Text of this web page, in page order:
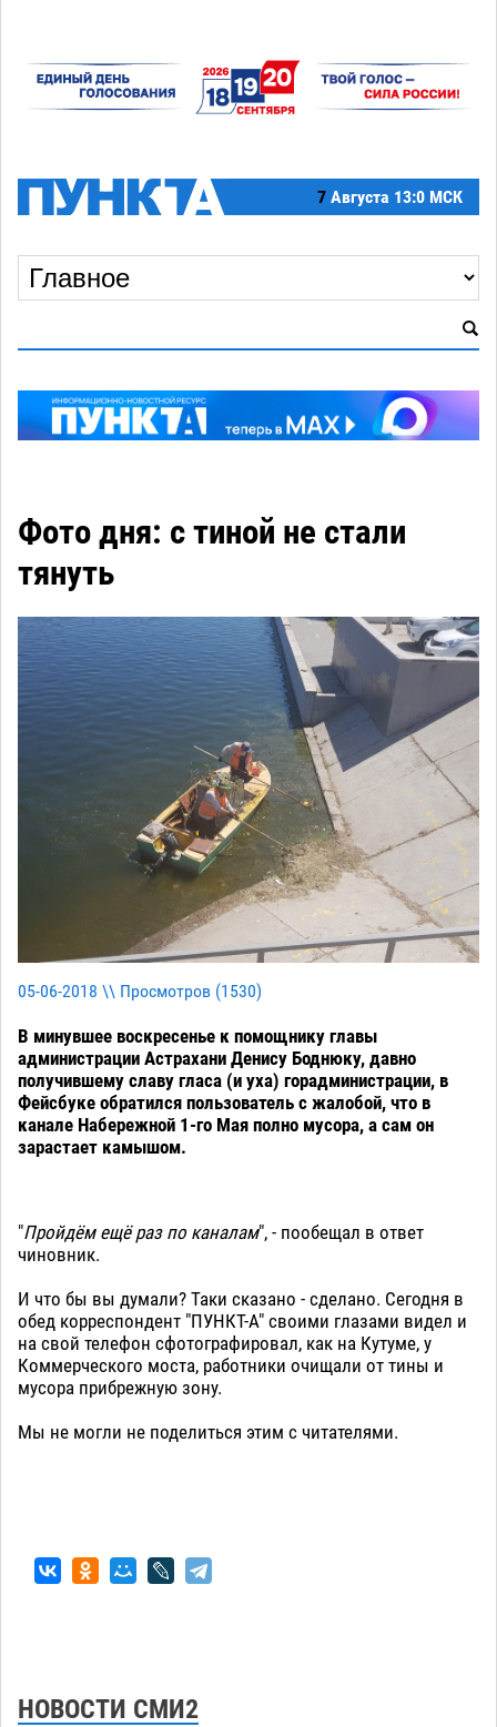
7 Августа 13:0 МСК
Фото дня: с тиной не стали
тянуть
05-06-2018 \\ Просмотров (1530)
В минувшее воскресенье к помощнику главы
администрации Астрахани Денису Боднюку, давно
получившему славу гласа (и уха) горадминистрации, в
Фейсбуке обратился пользователь с жалобой, что в
канале Набережной 1-го Мая полно мусора, а сам он
зарастает камышом.
"Пройдём ещё раз по каналам", - пообещал в ответ
чиновник.
И что бы вы думали? Таки сказано - сделано. Сегодня в
обед корреспондент "ПУНКТ-А" своими глазами видел и
на свой телефон сфотографировал, как на Кутуме, у
Коммерческого моста, работники очищали от тины и
мусора прибрежную зону.
Мы не могли не поделиться этим с читателями.
НОВОСТИ СМИ2